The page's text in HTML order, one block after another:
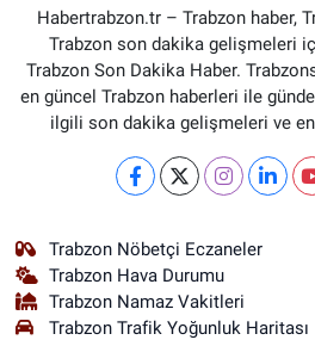
Habertrabzon.tr – Trabzon haber,
Trabzon son dakika gelişmeleri
Trabzon Son Dakika Haber.
en güncel Trabzon haberleri ile
ilgili son dakika gelişmeleri ve
Trabzon Nöbetçi Eczaneler
Trabzon Hava Durumu
Trabzon Namaz Vakitleri
Trabzon Trafik Yoğunluk Haritası